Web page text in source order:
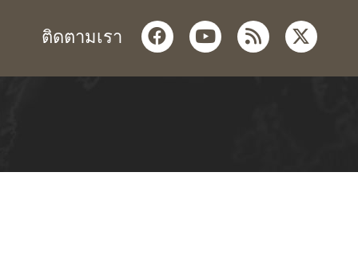
ติดตามเรา facebookyoutube
rss twitter